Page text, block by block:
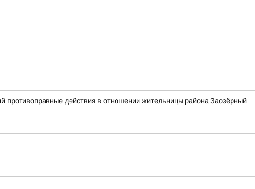
противоправные действия в отношении жительницы района Заозёрный